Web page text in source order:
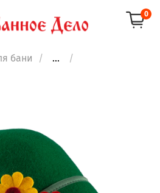
0
бани
...